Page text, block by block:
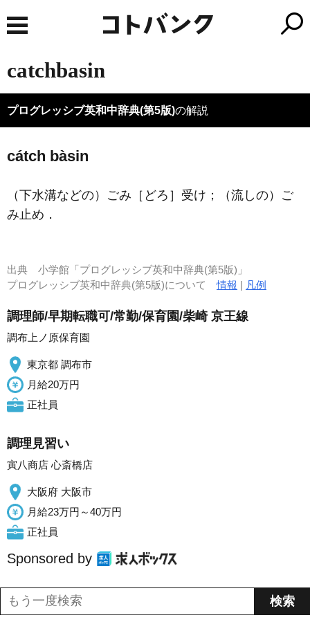
catchbasin
プログレッシブ英和中辞典(第5版)の解説
cátch bàsin
（下水溝などの）ごみ［どろ］受け；（流しの）ご
み止め ．
出典 小学館「プログレッシブ英和中辞典(第5版)」
プログレッシブ英和中辞典(第5版)について情報 | 凡例
調理師/早期転職可/常勤/保育園/柴崎 京王線
調布上ノ原保育園
東京都 調布市
月給20万円
正社員
調理見習い
寅八商店 心斎橋店
大阪府 大阪市
月給23万円～40万円
正社員
Sponsored by